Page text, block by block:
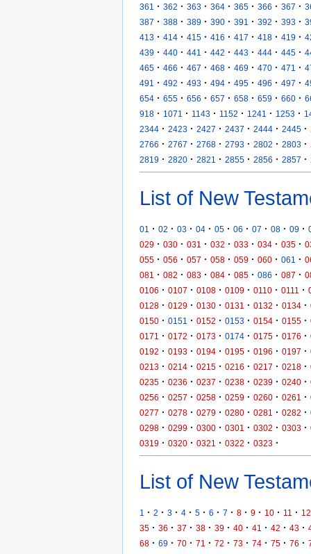
361
· 362 · 363 · 364 · 365 · 366 · 367 ·
387 · 388 · 389 · 390 · 391 · 392 · 393 ·
413 · 414 · 415 · 416 · 417 · 418 · 419 ·
439 · 440 · 441 · 442 · 443 · 444 · 445 ·
465 · 466 · 467 · 468 · 469 · 470 · 471 ·
491
· 492 · 493 · 494 · 495 · 496 · 497 ·
654 · 655 · 656 · 657 · 658 · 659 · 660 ·
918 · 1071 · 1143 · 1152 · 1241 · 1253 ·
2344 · 2423 · 2427 · 2437 · 2444 · 2445 ·
2766 · 2767 · 2768 · 2793 · 2802 · 2803 ·
2819 · 2820 · 2821 · 2855 · 2856 · 2857 ·
List of New
01 · 02 · 03 · 04 · 05 · 06 · 07 · 08 · 09 ·
029 · 030 · 031 · 032 · 033 · 034 · 035 ·
055 · 056 · 057 · 058 · 059 · 060 · 061 ·
081
· 082 · 083 · 084 · 085 · 086 · 087 ·
0106 · 0107 · 0108 · 0109 · 0110 · 0111 ·
0128 · 0129 · 0130 · 0131 · 0132 · 0134 ·
0150 · 0151 · 0152 · 0153 · 0154 · 0155 ·
0171
· 0172 · 0173 · 0174 · 0175 · 0176 ·
0192 · 0193 · 0194 · 0195 · 0196 · 0197 ·
0213 · 0214 · 0215 · 0216 · 0217 · 0218 ·
0235 · 0236 · 0237 · 0238 · 0239 · 0240 ·
0256 · 0257 · 0258 · 0259 · 0260 · 0261 ·
0277 · 0278 · 0279 · 0280 · 0281 · 0282 ·
0298 · 0299 · 0300 · 0301 · 0302 · 0303 ·
0319 · 0320 · 0321 · 0322 · 0323 ·
List of New
1 · 2 · 3 · 4 · 5 · 6 · 7 · 8 · 9 · 10 · 11 · 12
35 · 36 · 37 · 38 · 39 · 40 · 41 · 42 · 43 ·
68 · 69 · 70 · 71 · 72 · 73 · 74 · 75 · 76 ·